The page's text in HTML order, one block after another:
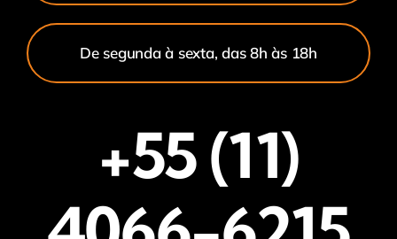
De segunda à sexta, das 8h às 18h
+55 (11)